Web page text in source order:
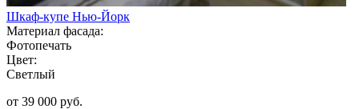
Шкаф-купе Нью-Йорк
Материал фасада:
Фотопечать
Цвет:
Светлый
от 39 000 руб.